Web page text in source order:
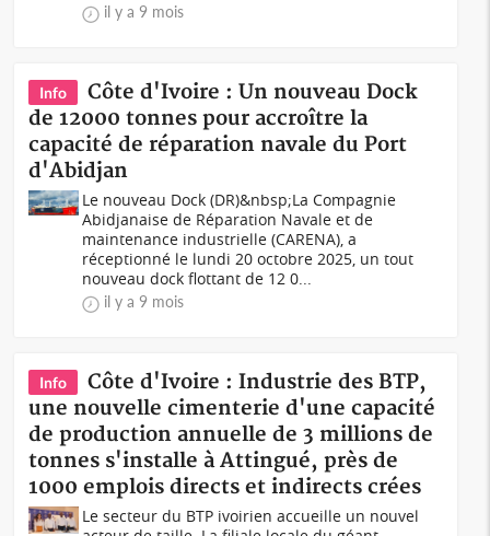
il y a 9 mois
Info
Côte d'Ivoire : Un nouveau Dock
de 12000 tonnes pour accroître la
capacité de réparation navale du Port
d'Abidjan
Le nouveau Dock (DR)&nbsp;La Compagnie
Abidjanaise de Réparation Navale et de
maintenance industrielle (CARENA), a
réceptionné le lundi 20 octobre 2025, un tout
nouveau dock flottant de 12 0...
il y a 9 mois
Info
Côte d'Ivoire : Industrie des BTP,
une nouvelle cimenterie d'une capacité
de production annuelle de 3 millions de
tonnes s'installe à Attingué, près de
1000 emplois directs et indirects crées
Le secteur du BTP ivoirien accueille un nouvel